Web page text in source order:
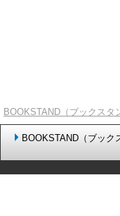
BOOKSTAND（ブックスタ
BOOKSTAND（ブック